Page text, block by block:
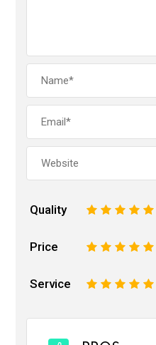
Quality 5
4
3
2
Price 5
4
3
2
Service 5
4
3
2